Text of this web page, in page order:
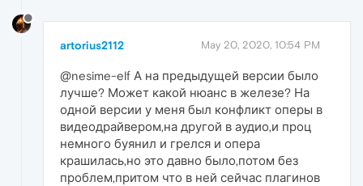
artorius2112 May 20, 2020, 10:54 PM
@nesime-elf А на предыдущей версии было
лучше? Может какой нюанс в железе? На
одной версии у меня был конфликт оперы в
видеодрайвером,на другой в аудио,и проц
немного буянил и грелся и опера
крашилась,но это давно было,потом без
проблем,притом что в ней сейчас плагинов